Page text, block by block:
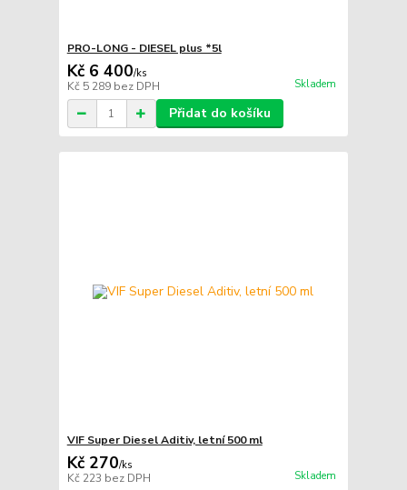
PRO-LONG - DIESEL plus *5l
Kč 6 400/ks
Kč 5 289 bez DPH Skladem
Přidat do košíku
VIF Super Diesel Aditiv, letní 500 ml
Kč 270/ks
Kč 223 bez DPH Skladem